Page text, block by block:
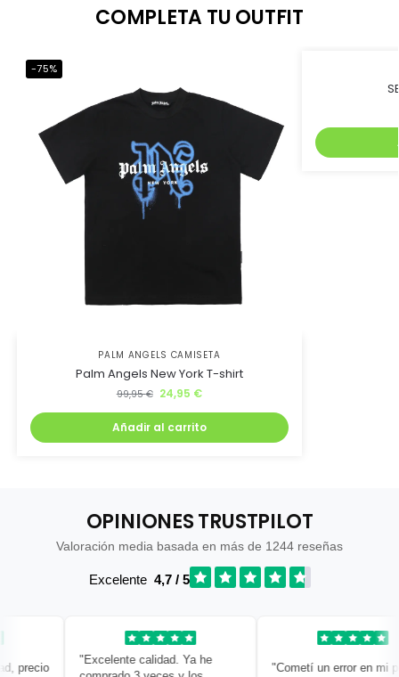
COMPLETA TU OUTFIT
-75%
PALM ANGELS CAMISETA
Palm Angels New York T-shirt
99,95€ 24,95 €
Añadir al carrito
OPINIONES TRUSTPILOT
Valoración media basada en más de 1244 reseñas
Excelente 4,7 / 5
"Excelente calidad. Ya he
"Cometí un error en mi